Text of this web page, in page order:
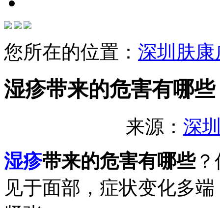
您所在的位置： 深圳肤
湿疹带来的危害有哪些
来源： 深
湿疹带来的危害有哪些？
见于面部，症状变化多